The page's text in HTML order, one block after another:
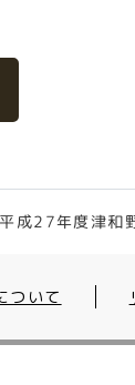
平成27年度津和
ついて